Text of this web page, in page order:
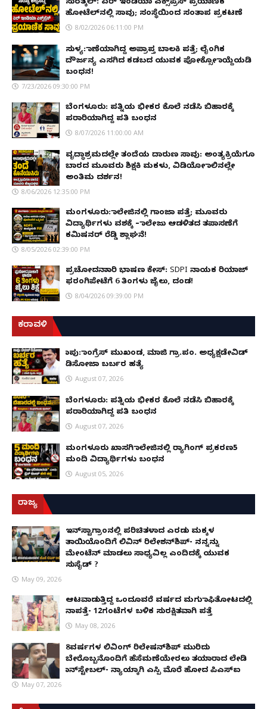
ಸುರತ್ಕಲ್: ಏರ್ ಇಂಡಿಯಾ ಎಕ್ಸ್‌ಪ್ರೆಸ್ ಪ್ರಯಾಣಿಕ
ಹೋಟೆಲ್‌ನಲ್ಲಿ ಸಾವು; ಸಂಸ್ಥೆಯಿಂದ ಸಂತಾಪ ಪ್ರಕಟಣೆ
8/02/2026 06:11:00 PM
ಸುಳ್ಯ: ಕಾಣೆಯಾಗಿದ್ದ ಅಪ್ರಾಪ್ತ ಬಾಲಕಿ ಪತ್ತೆ; ಲೈಂಗಿಕ
ದೌರ್ಜನ್ಯ ಎಸಗಿದ ಕಡಬದ ಯುವಕ ಪೋಕ್ಸೋ ಕಾಯ್ದೆಯಡಿ
ಬಂಧನ!
7/23/2026 09:30:00 PM
ಬೆಂಗಳೂರು: ಪತ್ನಿಯ ಭೀಕರ ಕೊಲೆ ನಡೆಸಿ ಬಿಹಾರಕ್ಕೆ
ಪರಾರಿಯಾಗಿದ್ದ ಪತಿ ಬಂಧನ
8/07/2026 11:00:00 AM
ವೃದ್ಧಾಶ್ರಮದಲ್ಲೇ ತಂದೆಯ ದಾರುಣ ಸಾವು: ಅಂತ್ಯಕ್ರಿಯೆಗೂ
ಬಾರದ ಮೂವರು ಶಿಕ್ಷಕಿ ಮಕಳು, ವಿಡಿಯೋ ಕಾಲಿನಲ್ಲೇ
ಅಂತಿಮ ದರ್ಶನ!
8/06/2026 12:35:00 PM
ಮಂಗಳೂರು: ಕಾಲೇಜಿನಲ್ಲಿ ಗಾಂಜಾ ಪತ್ತೆ; ಮೂವರು
ವಿದ್ಯಾರ್ಥಿಗಳು ವಶಕ್ಕೆ – ಕಾಲೇಜು ಆಡಳಿತದ ತಪಾಸಣೆಗೆ
ಕಮಿಷನರ್ ರೆಡ್ಡಿ ಶ್ಲಾಘನೆ!
8/05/2026 02:39:00 PM
ಪ್ರಚೋದನಾಕಾರಿ ಭಾಷಣ ಕೇಸ್: SDPI ನಾಯಕ ರಿಯಾಜ್
ಫರಂಗಿಪೇಟೆಗೆ 6 ತಿಂಗಳು ಜೈಲು, ದಂಡ!
8/04/2026 09:39:00 PM
ಕರಾವಳಿ
ಕಾಪು: ಕಾಂಗ್ರೆಸ್ ಮುಖಂಡ, ಮಾಜಿ ಗ್ರಾ.ಪಂ. ಅಧ್ಯಕ್ಷಡೇವಿಡ್
ಡಿಸೋಜಾ ಬರ್ಬರ ಹತ್ಯೆ
August 07, 2026
ಬೆಂಗಳೂರು: ಪತ್ನಿಯ ಭೀಕರ ಕೊಲೆ ನಡೆಸಿ ಬಿಹಾರಕ್ಕೆ
ಪರಾರಿಯಾಗಿದ್ದ ಪತಿ ಬಂಧನ
August 07, 2026
ಮಂಗಳೂರು ಖಾಸಗಿ ಕಾಲೇಜಿನಲ್ಲಿ ರ‌್ಯಾಗಿಂಗ್ ಪ್ರಕರಣ5
ಮಂದಿ ವಿದ್ಯಾರ್ಥಿಗಳು ಬಂಧನ
August 05, 2026
ರಾಜ್ಯ
ಇನ್​ಸ್ಟಾಗ್ರಾಂನಲ್ಲಿ ಪರಿಚಿತಳಾದ ಎರಡು ಮಕ್ಕಳ
ತಾಯಿಯೊಂದಿಗೆ ಲಿವಿನ್ ರಿಲೇಶನ್​ಶಿಪ್- ನನ್ನನ್ನು
ಮೇಂಟೆನ್ ಮಾಡಲು ಸಾಧ್ಯವಿಲ್ಲ ಎಂದಿದಕ್ಕೆ ಯುವಕ
ಸುಸೈಡ್ ?
May 09, 2026
ಆಟವಾಡುತ್ತಿದ್ದ ಒಂದೂವರೆ ವರ್ಷದ ಮಗು ಕಾಫಿತೋಟದಲ್ಲಿ
ನಾಪತ್ತೆ- 12ಗಂಟೆಗಳ ಬಳಿಕ ಸುರಕ್ಷಿತವಾಗಿ ಪತ್ತೆ
May 08, 2026
8ವರ್ಷಗಳ ಲಿವಿಂಗ್‌ ರಿಲೇಷನ್‌ಶಿಪ್ ಮುರಿದು
ಬೇರೊಬ್ಬನೊಂದಿಗೆ ಹೆಸೆಮಣೆಯೇರಲು ತಯಾರಾದ ಲೇಡಿ
ಕಾನ್‌ಸ್ಟೇಬಲ್- ನ್ಯಾಯಕ್ಕಾಗಿ ಎಸ್ಪಿ ಮೊರೆ ಹೋದ ಪಿಎಸ್ಐ
May 07, 2026